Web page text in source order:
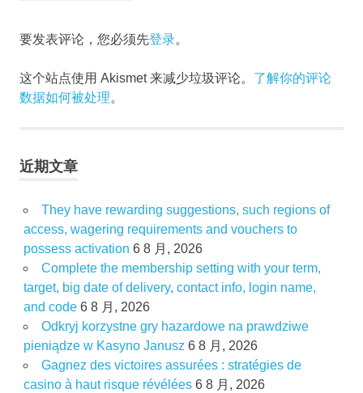
上
一
颗
要发表评论，您必须先登录。
这个站点使用 Akismet 来减少垃圾评论。 了解你的评论
数据如何被处理。
近期文章
They have rewarding suggestions, such regions of
access, wagering requirements and vouchers to
possess activation 6 8 月, 2026
Complete the membership setting with your term,
target, big date of delivery, contact info, login name,
and code 6 8 月, 2026
Odkryj korzystne gry hazardowe na prawdziwe
pieniądze w Kasyno Janusz 6 8 月, 2026
Gagnez des victoires assurées : stratégies de
casino à haut risque révélées 6 8 月, 2026